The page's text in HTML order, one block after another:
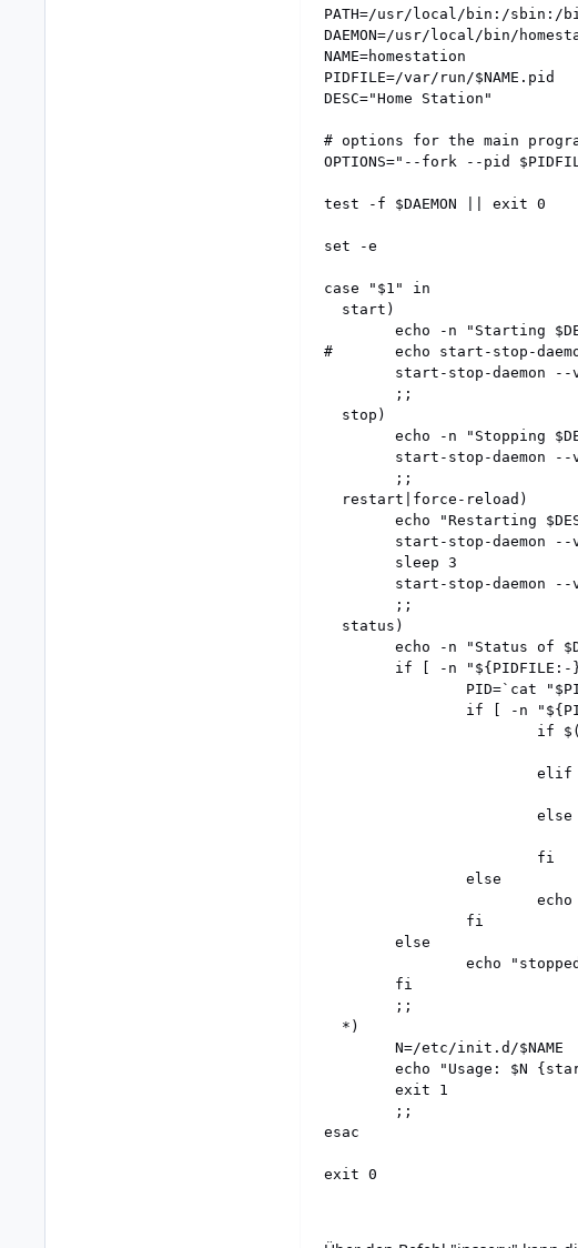
PATH=/usr/local/bin:/
DAEMON=/usr/local/bin/
NAME=homestation
PIDFILE=/var/run/$NAME.pid
DESC="Home Station"
# options for the main
OPTIONS="--fork --pid
test -f $DAEMON || exit 0
set -e
case "$1" in
start)
echo -n "Starting
#       echo start-stop-
start-stop-daemon --
;;
stop)
echo -n "Stopping
start-stop-daemon --
;;
restart|force-reload)
echo "Restarting
start-stop-daemon --
sleep 3
start-stop-daemon --
;;
status)
echo -n "Status of
if [ -n "${PIDFILE:-}" -
PID=`cat
if [ -n "${PID:-
if $(kill -0
echo
elif ps "${PID:-}"
echo
else
echo
fi
else
echo
fi
else
echo
fi
;;
*)
N=/etc/init.d/$NAME
echo "Usage: $N
exit 1
;;
esac